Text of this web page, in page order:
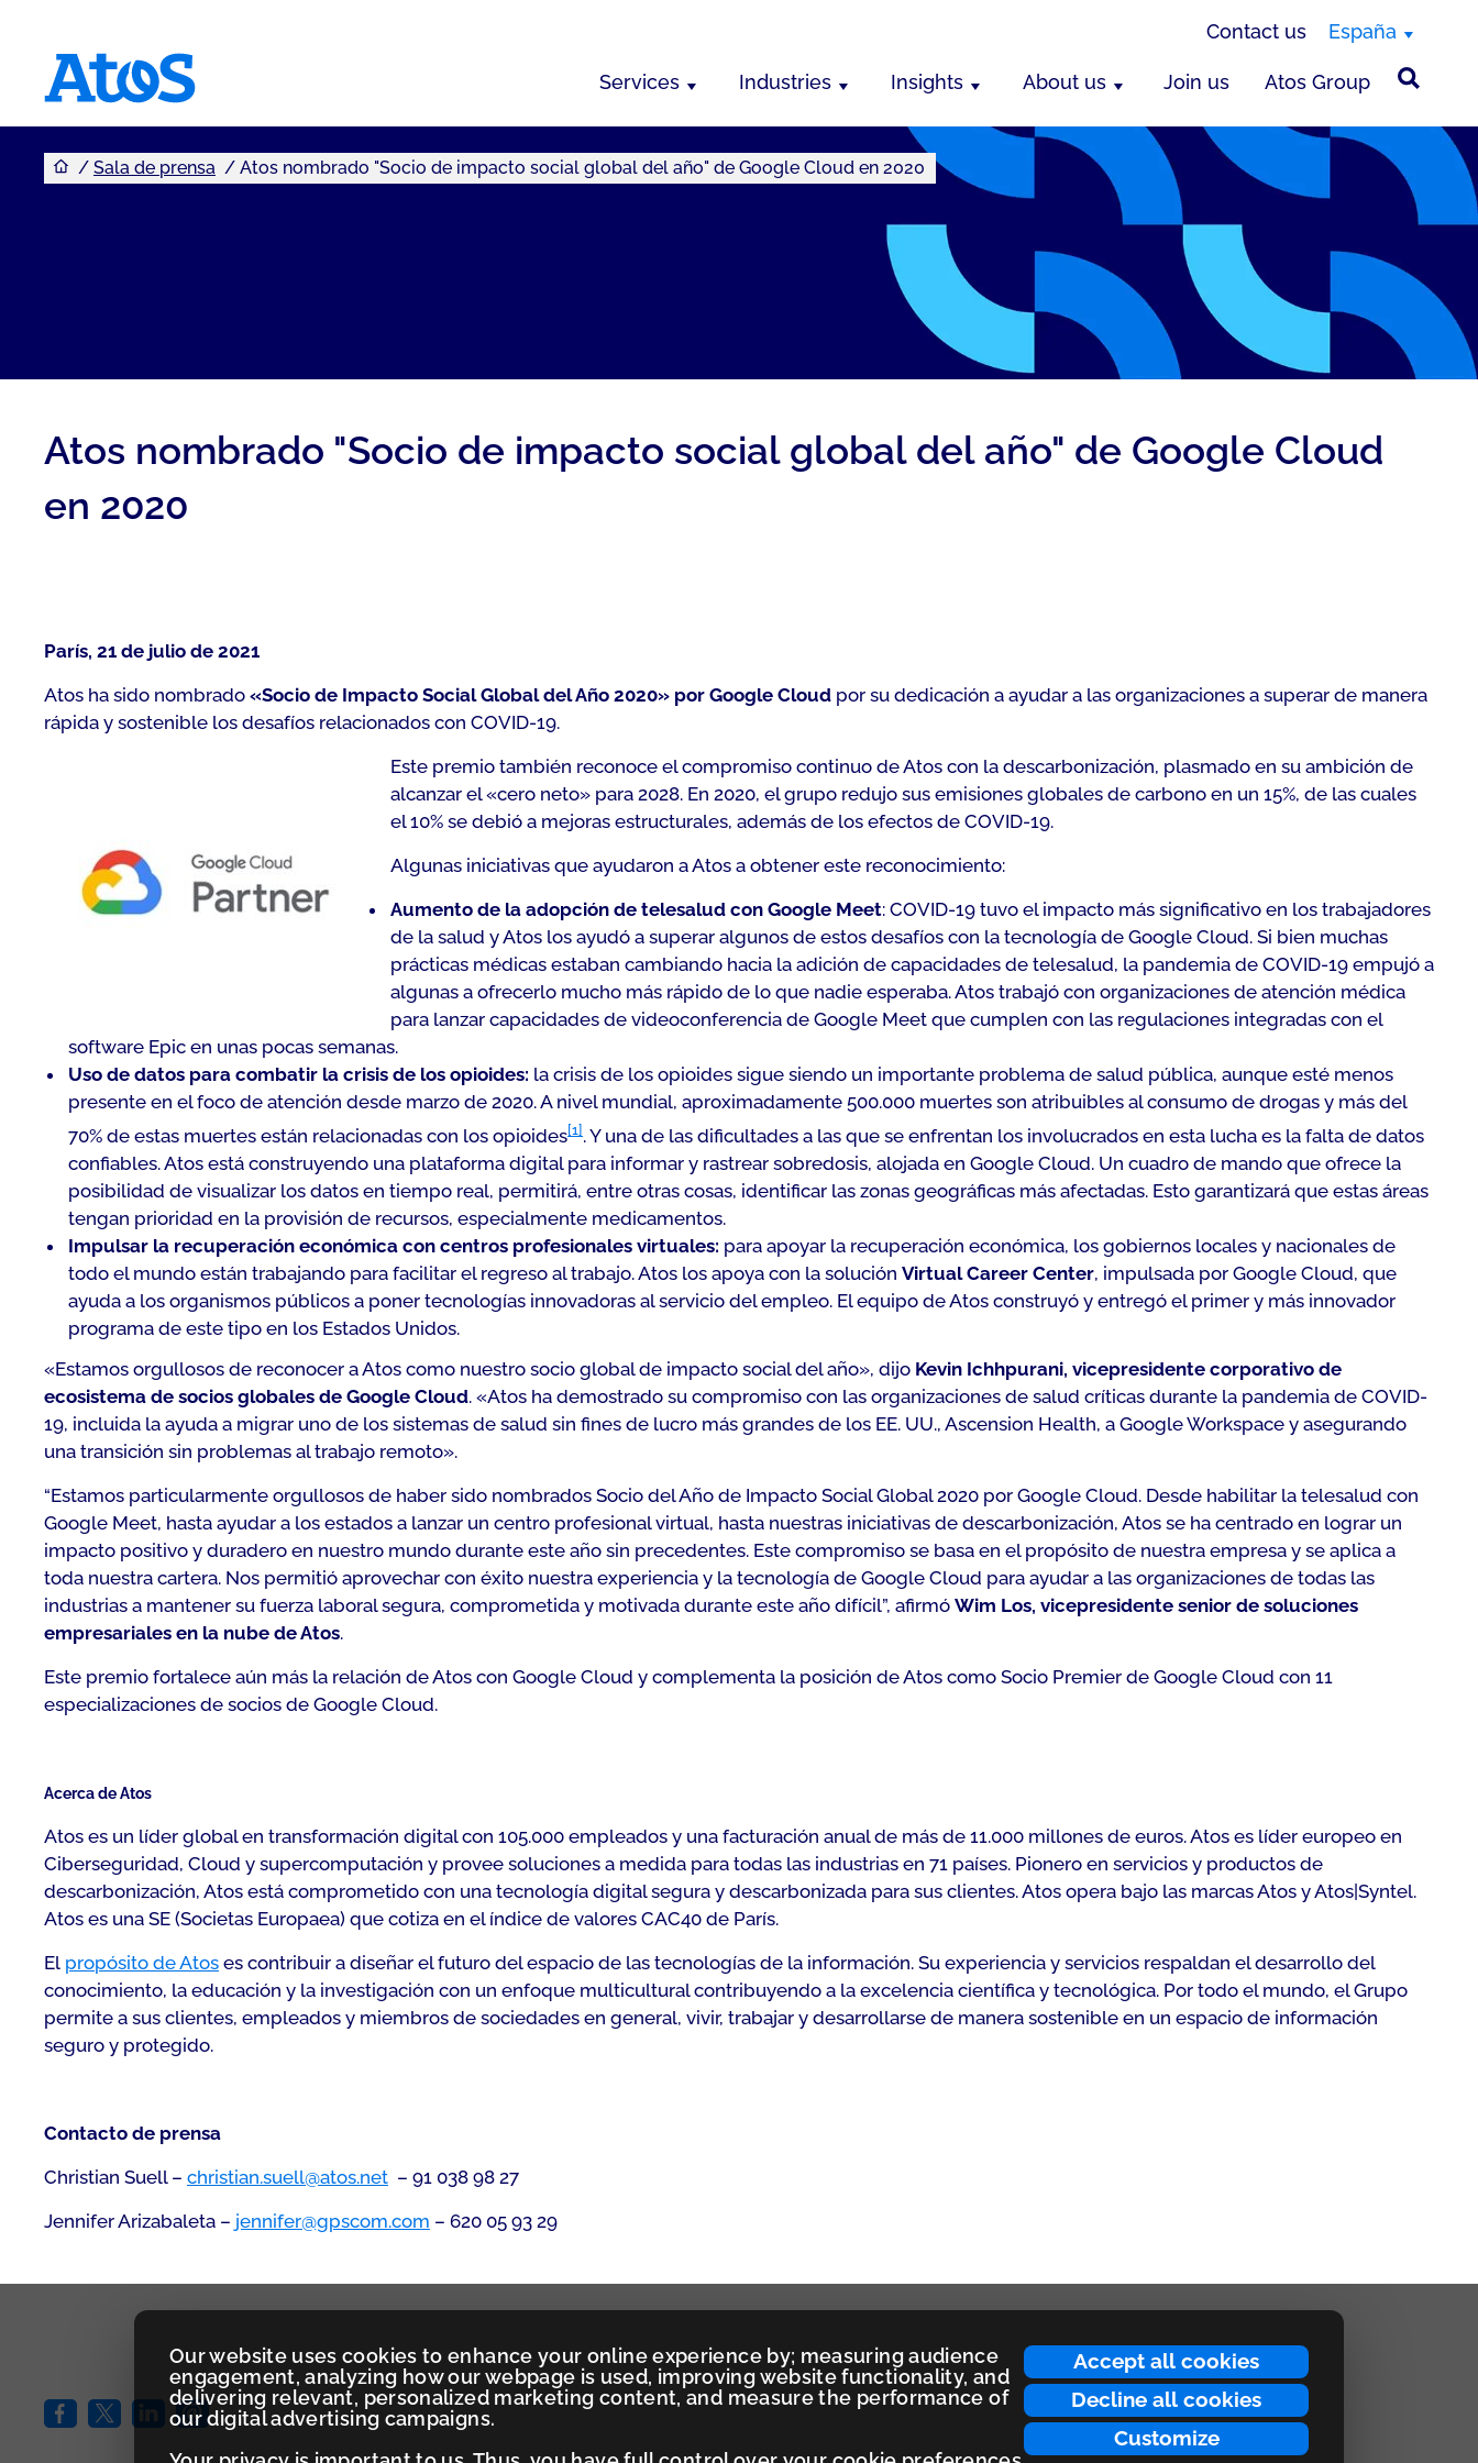
Accept all cookies
Decline all cookies
Customize
Our website uses cookies to enhance your online experience by; measuring audience
engagement, analyzing how our webpage is used, improving website functionality, and
delivering relevant, personalized marketing content, and measure the performance of
our digital advertising campaigns.
Contact us España
Services Industries Insights About us Join us Atos Group
Usted se encuentra aquí
Sala de prensa Atos nombrado "Socio de impacto social global del año" de Google Cloud en 2020
Atos nombrado "Socio de impacto social global del año" de Google Cloud
en 2020
París, 21 de julio de 2021
Atos ha sido nombrado «Socio de Impacto Social Global del Año 2020» por Google Cloud por su dedicación a ayudar a las organizaciones a superar de manera
rápida y sostenible los desafíos relacionados con COVID-19.
Este premio también reconoce el compromiso continuo de Atos con la descarbonización, plasmado en su ambición de
alcanzar el «cero neto» para 2028. En 2020, el grupo redujo sus emisiones globales de carbono en un 15%, de las cuales
el 10% se debió a mejoras estructurales, además de los efectos de COVID-19.
Algunas iniciativas que ayudaron a Atos a obtener este reconocimiento:
Aumento de la adopción de telesalud con Google Meet: COVID-19 tuvo el impacto más significativo en los trabajadores
de la salud y Atos los ayudó a superar algunos de estos desafíos con la tecnología de Google Cloud. Si bien muchas
prácticas médicas estaban cambiando hacia la adición de capacidades de telesalud, la pandemia de COVID-19 empujó a
algunas a ofrecerlo mucho más rápido de lo que nadie esperaba. Atos trabajó con organizaciones de atención médica
para lanzar capacidades de videoconferencia de Google Meet que cumplen con las regulaciones integradas con el
software Epic en unas pocas semanas.
Uso de datos para combatir la crisis de los opioides: la crisis de los opioides sigue siendo un importante problema de salud pública, aunque esté menos
presente en el foco de atención desde marzo de 2020. A nivel mundial, aproximadamente 500.000 muertes son atribuibles al consumo de drogas y más del
70% de estas muertes están relacionadas con los opioides[1] . Y una de las dificultades a las que se enfrentan los involucrados en esta lucha es la falta de datos
confiables. Atos está construyendo una plataforma digital para informar y rastrear sobredosis, alojada en Google Cloud. Un cuadro de mando que ofrece la
posibilidad de visualizar los datos en tiempo real, permitirá, entre otras cosas, identificar las zonas geográficas más afectadas. Esto garantizará que estas áreas
tengan prioridad en la provisión de recursos, especialmente medicamentos.
Impulsar la recuperación económica con centros profesionales virtuales: para apoyar la recuperación económica, los gobiernos locales y nacionales de
todo el mundo están trabajando para facilitar el regreso al trabajo. Atos los apoya con la solución Virtual Career Center, impulsada por Google Cloud, que
ayuda a los organismos públicos a poner tecnologías innovadoras al servicio del empleo. El equipo de Atos construyó y entregó el primer y más innovador
programa de este tipo en los Estados Unidos.
«Estamos orgullosos de reconocer a Atos como nuestro socio global de impacto social del año», dijo Kevin Ichhpurani, vicepresidente corporativo de
ecosistema de socios globales de Google Cloud. «Atos ha demostrado su compromiso con las organizaciones de salud críticas durante la pandemia de COVID-
19, incluida la ayuda a migrar uno de los sistemas de salud sin fines de lucro más grandes de los EE. UU., Ascension Health, a Google Workspace y asegurando
una transición sin problemas al trabajo remoto».
“Estamos particularmente orgullosos de haber sido nombrados Socio del Año de Impacto Social Global 2020 por Google Cloud. Desde habilitar la telesalud con
Google Meet, hasta ayudar a los estados a lanzar un centro profesional virtual, hasta nuestras iniciativas de descarbonización, Atos se ha centrado en lograr un
impacto positivo y duradero en nuestro mundo durante este año sin precedentes. Este compromiso se basa en el propósito de nuestra empresa y se aplica a
toda nuestra cartera. Nos permitió aprovechar con éxito nuestra experiencia y la tecnología de Google Cloud para ayudar a las organizaciones de todas las
industrias a mantener su fuerza laboral segura, comprometida y motivada durante este año difícil”, afirmó Wim Los, vicepresidente senior de soluciones
empresariales en la nube de Atos.
Este premio fortalece aún más la relación de Atos con Google Cloud y complementa la posición de Atos como Socio Premier de Google Cloud con 11
especializaciones de socios de Google Cloud.
Acerca de Atos
Atos es un líder global en transformación digital con 105.000 empleados y una facturación anual de más de 11.000 millones de euros. Atos es líder europeo en
Ciberseguridad, Cloud y supercomputación y provee soluciones a medida para todas las industrias en 71 países. Pionero en servicios y productos de
descarbonización, Atos está comprometido con una tecnología digital segura y descarbonizada para sus clientes. Atos opera bajo las marcas Atos y Atos|Syntel.
Atos es una SE (Societas Europaea) que cotiza en el índice de valores CAC40 de París.
El propósito de Atos es contribuir a diseñar el futuro del espacio de las tecnologías de la información. Su experiencia y servicios respaldan el desarrollo del
conocimiento, la educación y la investigación con un enfoque multicultural contribuyendo a la excelencia científica y tecnológica. Por todo el mundo, el Grupo
permite a sus clientes, empleados y miembros de sociedades en general, vivir, trabajar y desarrollarse de manera sostenible en un espacio de información
seguro y protegido.
Contacto de prensa
Christian Suell – christian.suell@atos.net – 91 038 98 27
Jennifer Arizabaleta – jennifer@gpscom.com – 620 05 93 29